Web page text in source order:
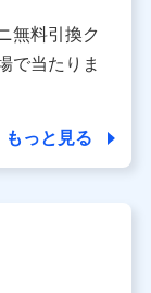
株式会社NTT
提供するため
、ウェブサイ
パーソナルデ
傾向に応じた
を行うため
者の名称・住
無料引換ク
で当たりま
もっと見る